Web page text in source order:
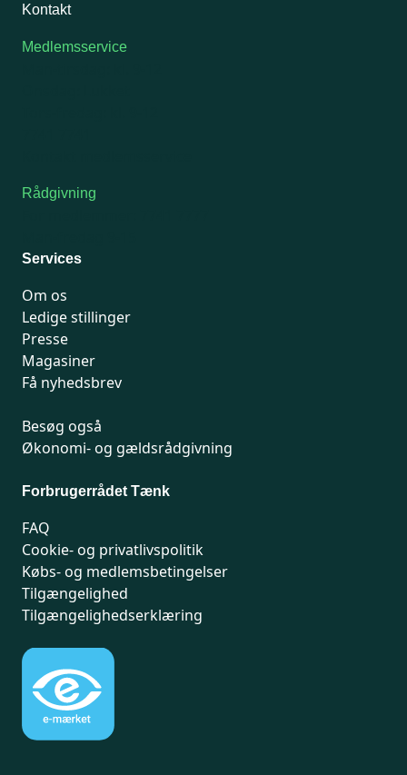
Kontakt
Medlemsservice
Rådgivning
Services
Om os
Ledige stillinger
Presse
Magasiner
Få nyhedsbrev
Besøg også
Økonomi- og gældsrådgivning
Forbrugerrådet Tænk
FAQ
Cookie- og privatlivspolitik
Købs- og medlemsbetingelser
Tilgængelighed
Tilgængelighedserklæring